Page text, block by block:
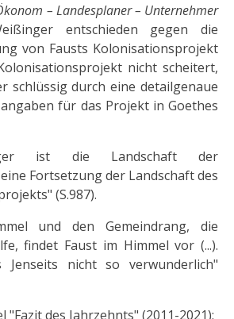
– Landesplaner – Unternehmer
entschieden gegen die
von Fausts Kolonisationsprojekt
nicht scheitert,
schlüssig durch eine detailgenaue
für das Projekt in Goethes
ist die Landschaft der
Fortsetzung der Landschaft des
(S.987).
und den Gemeindrang, die
findet Faust im Himmel vor (...).
Jenseits nicht so verwunderlich"
"Fazit des Jahrzehnts" (2011-2021):